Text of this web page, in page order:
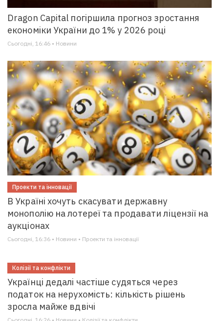
Dragon Capital погіршила прогноз зростання
економіки України до 1% у 2026 році
Сьогодні, 16:46 • Новини
Проекти та інновації
В Україні хочуть скасувати державну
монополію на лотереї та продавати ліцензії на
аукціонах
Сьогодні, 16:36 • Новини • Проекти та інновації
Колізії та конфлікти
Українці дедалі частіше судяться через
податок на нерухомість: кількість рішень
зросла майже вдвічі